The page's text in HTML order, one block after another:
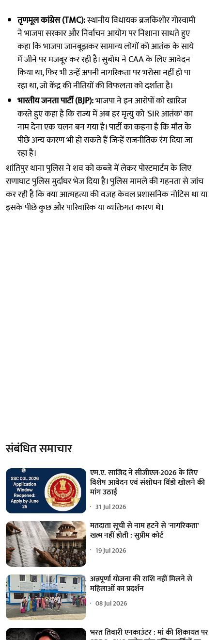
तृणमूल कांग्रेस (TMC):स्थानीय विधायक ब्रजकिशोर गोस्वामी
ने भाजपा सरकार और निर्वाचन आयोग पर निशाना साधते हुए
कहा कि भाजपा जानबूझकर सामान्य लोगों को आतंक के साये
में जीने पर मजबूर कर रही है। सुबोध ने CAA के लिए आवेदन
किया था, फिर भी उन्हें अपनी नागरिकता पर भरोसा नहीं हो पा
रहा था, जो केंद्र की नीतियों की विफलता को दर्शाता है।
भारतीय जनता पार्टी (BJP):भाजपा ने इन आरोपों को खारिज
करते हुए कहा है कि राज्य में अब हर मृत्यु को 'SIR आतंक' का
नाम देना एक चलन बन गया है। पार्टी का कहना है कि मौत के
पीछे अन्य कारण भी हो सकते हैं जिन्हें राजनीतिक रंग दिया जा
रहा है।
शांतिपुर थाना पुलिस ने शव को कब्जे में लेकर पोस्टमार्टम के लिए
राणाघाट पुलिस मुर्दाघर भेज दिया है। पुलिस मामले की गहनता से जांच
कर रही है कि क्या आत्महत्या की वजह केवल प्रशासनिक नोटिस था या
इसके पीछे कुछ और पारिवारिक या व्यक्तिगत कारण थे।
संबंधित समाचार
एम.ए. साजिद ने सीजीएल-2026 के लिए
विशेष आवेदन एवं संशोधन विंडो खोलने की
मांग उठाई
31 Jul 2026
मतदाता सूची से नाम हटने से 'नागरिकता'
खत्म नहीं होती : सुप्रीम कोर्ट
19 Jul 2026
अन्नपूर्णा योजना की राशि नहीं मिलने से
महिलाओं का प्रदर्शन
08 Jul 2026
भरत तिवारी एनकाउंटर : मां की शिकायत पर